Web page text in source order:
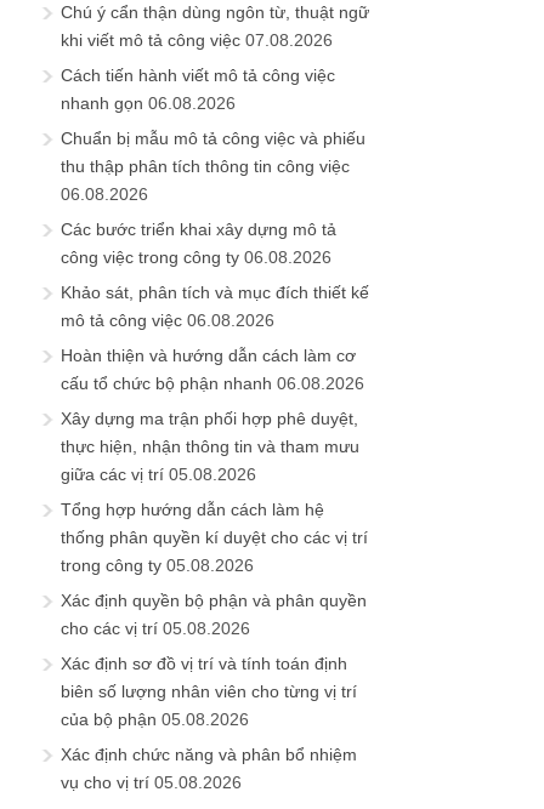
Chú ý cẩn thận dùng ngôn từ, thuật ngữ
khi viết mô tả công việc 07.08.2026
Cách tiến hành viết mô tả công việc
nhanh gọn 06.08.2026
Chuẩn bị mẫu mô tả công việc và phiếu
thu thập phân tích thông tin công việc
06.08.2026
Các bước triển khai xây dựng mô tả
công việc trong công ty 06.08.2026
Khảo sát, phân tích và mục đích thiết kế
mô tả công việc 06.08.2026
Hoàn thiện và hướng dẫn cách làm cơ
cấu tổ chức bộ phận nhanh 06.08.2026
Xây dựng ma trận phối hợp phê duyệt,
thực hiện, nhận thông tin và tham mưu
giữa các vị trí 05.08.2026
Tổng hợp hướng dẫn cách làm hệ
thống phân quyền kí duyệt cho các vị trí
trong công ty 05.08.2026
Xác định quyền bộ phận và phân quyền
cho các vị trí 05.08.2026
Xác định sơ đồ vị trí và tính toán định
biên số lượng nhân viên cho từng vị trí
của bộ phận 05.08.2026
Xác định chức năng và phân bổ nhiệm
vụ cho vị trí 05.08.2026